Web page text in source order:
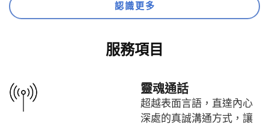
認識更多
服務項目
靈魂通話
超越表面言語，直達內心
深處的真誠溝通方式，讓